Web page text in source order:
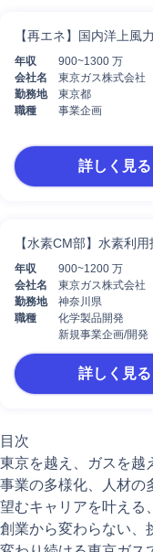
【再エネ】国内洋上風
年収
900~1300 万
会社名
東京ガス株式会社
勤務地
東京都
職種
事業企画
詳しく見る
【水素CM部】水素利
年収
900~1200 万
会社名
東京ガス株式会社
勤務地
神奈川県
職種
化学製品開発
新規事業企画/開発
詳しく見る
目次
東京を越え、ガスを越
事業の多様化、人材の
望むキャリアを叶える
創業から変わらない、